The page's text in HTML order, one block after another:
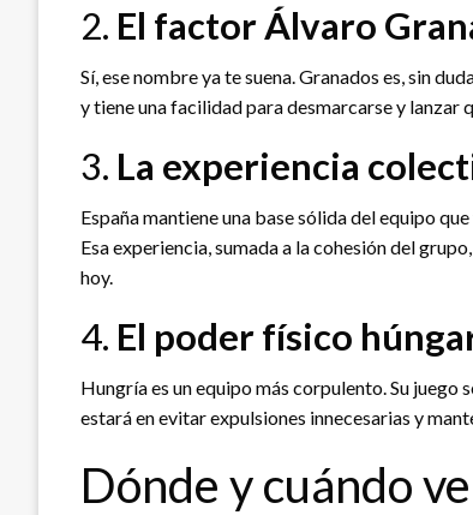
2. El factor Álvaro
Sí, ese nombre ya te suena. Granados es, sin
y tiene una facilidad para desmarcarse y lanzar
3. La experiencia
España mantiene una base sólida del equipo
Esa experiencia, sumada a la cohesión del
hoy.
4. El poder físico
Hungría es un equipo más corpulento. Su juego
estará en evitar expulsiones innecesarias y
Dónde y cuándo